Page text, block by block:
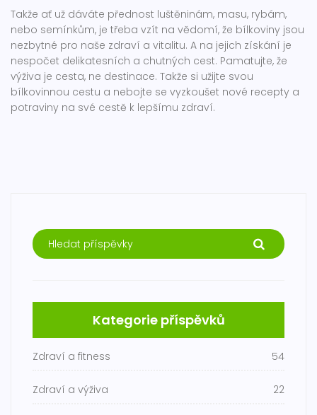
Takže ať už dáváte přednost luštěninám, masu, rybám,
nebo semínkům, je třeba vzít na vědomí, že bílkoviny jsou
nezbytné pro naše zdraví a vitalitu. A na jejich získání je
nespočet delikatesních a chutných cest. Pamatujte, že
výživa je cesta, ne destinace. Takže si užijte svou
bílkovinnou cestu a nebojte se vyzkoušet nové recepty a
potraviny na své cestě k lepšímu zdraví.
Kategorie příspěvků
Zdraví a fitness 54
Zdraví a výživa 22